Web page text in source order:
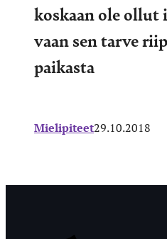
koskaan ole ollut
vaan sen tarve
paikasta
Mielipiteet29.10.2018